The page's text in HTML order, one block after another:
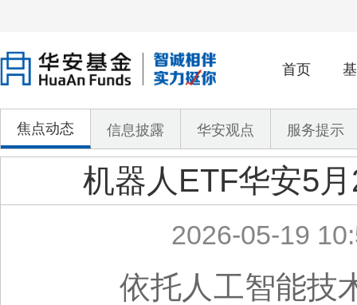
首页
焦点动态 信息披露 华安观点 服务提示
机器人ETF华安5
2026-05-19
依托人工智能技术